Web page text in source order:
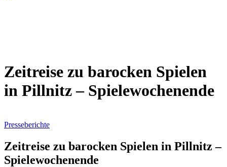
Zeitreise zu barocken Spielen
in Pillnitz – Spielewochenende
Presseberichte
Zeitreise zu barocken Spielen in Pillnitz –
Spielewochenende